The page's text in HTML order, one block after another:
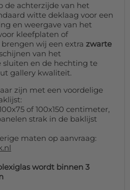
de achterzijde van het
witte deklaag voor een
en weergave van het
kleefplaten of
wij een extra zwarte
van het
sluiten en de hechting te
gallery kwaliteit.
zijn met een voordelige
of 100x150 centimeter,
strak in de baklijst
maten op aanvraag:
wordt binnen 3